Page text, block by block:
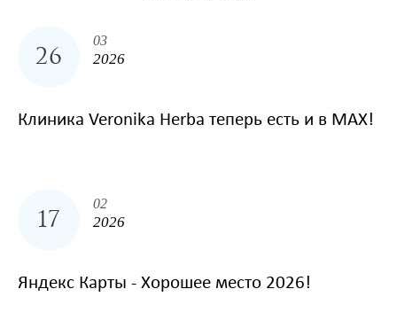
26
03
2026
Клиника Veronika Herba теперь есть и в MAX!
17
02
2026
Яндекс Карты - Хорошее место 2026!